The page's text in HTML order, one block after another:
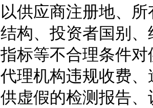
以供应商注册地、
结构、投资者国别
指标等不合理条件
代理机构违规收费
供虚假的检测报告